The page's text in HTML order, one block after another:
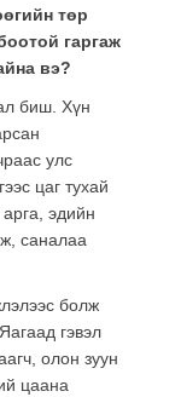
төр
гаргаж
вэ?
биш. Хүн
улс
цаг тухай
эдийн
саналаа
болж
гэвэл
олон зуун
цаана